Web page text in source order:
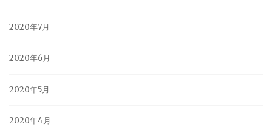
2020年7月
2020年6月
2020年5月
2020年4月